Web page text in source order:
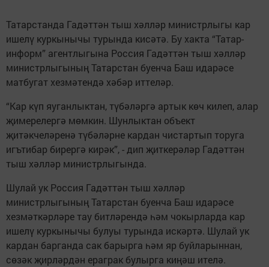
Татарстанда Гадәттән тыш хәлләр министрлыгы кар
ишелү куркынычы турында кисәтә. Бу хакта “Татар-
информ” агентлыгына Россия Гадәттән тыш хәлләр
министрлыгының Татарстан буенча Баш идарәсе
матбугат хезмәтендә хәбәр иттеләр.
“Кар күп яуганлыктан, түбәләргә артык көч килеп, алар
җимерелергә мөмкин. Шунлыктан объект
җитәкчеләренә түбәләрне кардан чистартып торуга
игътибар бирергә кирәк”, - дип җиткерәләр Гадәттән
тыш хәлләр министрлыгында.
Шулай ук Россия Гадәттән тыш хәлләр
министрлыгының Татарстан буенча Баш идарәсе
хезмәткәрләре тау битләрендә һәм чокырларда кар
ишелү куркынычы булуы турында искәртә. Шулай ук
кардан барганда сак барырга һәм яр буйларыннан,
сөзәк җирләрдән ераграк булырга киңәш ителә.